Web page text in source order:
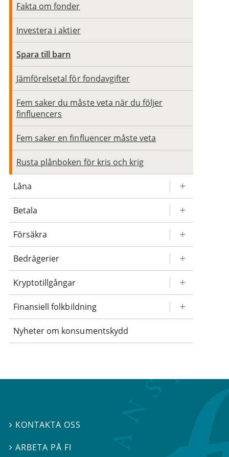
Fakta om fonder
Investera i aktier
Spara till barn
Jämförelsetal för fondavgifter
Fem saker du måste veta när du följer
finfluencers
Fem saker en finfluencer måste veta
Rusta plånboken för kris och krig
Låna
Betala
Försäkra
Bedrägerier
Kryptotillgångar
Finansiell folkbildning
Nyheter om konsumentskydd
 KONTAKTA OSS
 ARBETA PÅ FI